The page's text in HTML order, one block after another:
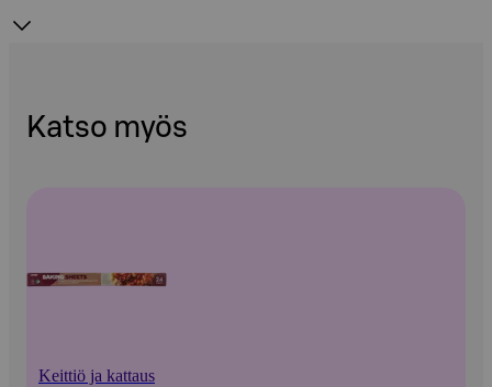
Katso myös
Keittiö ja kattaus